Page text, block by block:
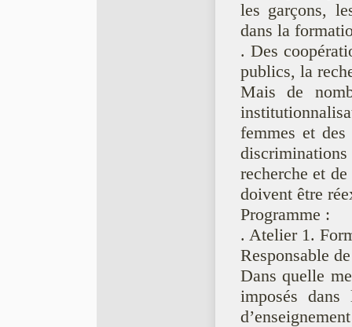
les garçons,
dans la
. Des
publics, la
Mais de
femmes et
recherche et
doivent être
Programme :
. Atelier 1.
Responsable
Dans quelle
imposés dans